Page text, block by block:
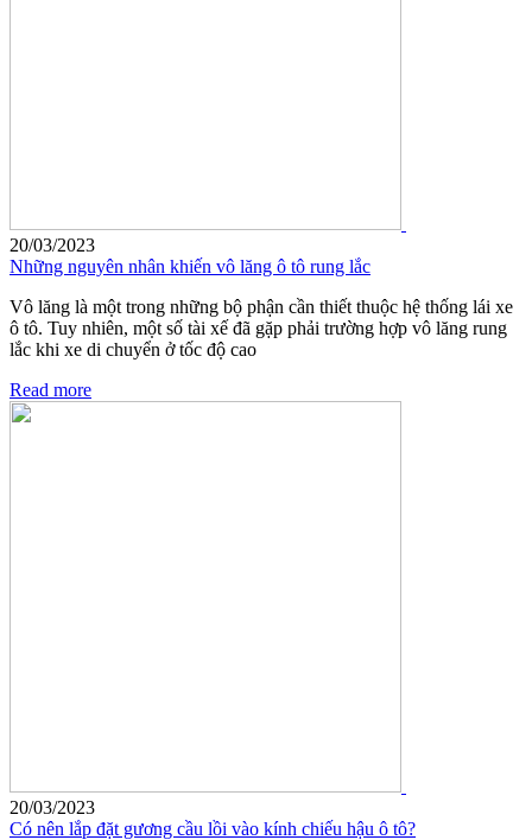
20/03/2023
Những nguyên nhân khiến vô lăng ô tô rung lắc
Vô lăng là một trong những bộ phận cần thiết thuộc hệ thống lái xe
ô tô. Tuy nhiên, một số tài xế đã gặp phải trường hợp vô lăng rung
lắc khi xe di chuyển ở tốc độ cao
Read more
20/03/2023
Có nên lắp đặt gương cầu lồi vào kính chiếu hậu ô tô?